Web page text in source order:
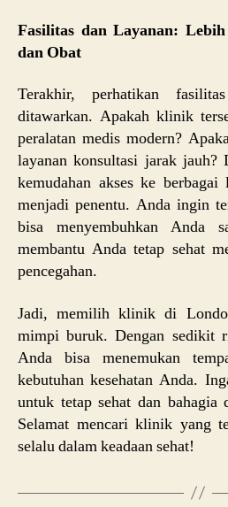
Fasilitas dan Layanan:
dan Obat
Terakhir, perhatikan
ditawarkan. Apakah klinik
peralatan medis modern?
layanan konsultasi jarak
kemudahan akses ke berbagai
menjadi penentu. Anda ingin
bisa menyembuhkan Anda
membantu Anda tetap sehat
pencegahan.
Jadi, memilih klinik di
mimpi buruk. Dengan sedikit
Anda bisa menemukan
kebutuhan kesehatan Anda.
untuk tetap sehat dan
Selamat mencari klinik yang
selalu dalam keadaan sehat!